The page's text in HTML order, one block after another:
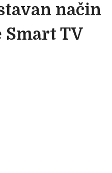
način
Smart TV